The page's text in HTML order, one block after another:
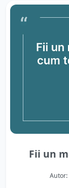
Fii un
Autor: